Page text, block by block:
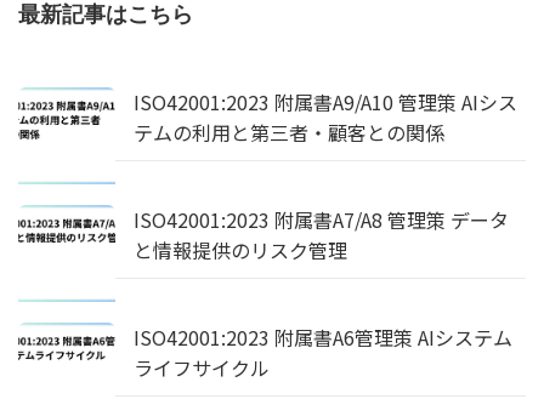
最新記事はこちら
ISO42001:2023 附属書A9/A10 管理策 AIシス
テムの利用と第三者・顧客との関係
ISO42001:2023 附属書A7/A8 管理策 データ
と情報提供のリスク管理
ISO42001:2023 附属書A6管理策 AIシステム
ライフサイクル